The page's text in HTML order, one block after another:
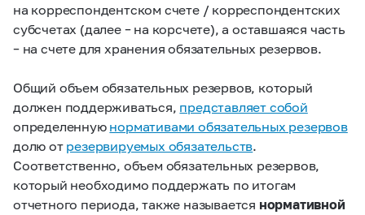
на корреспондентском счете / корреспондентских
субсчетах (далее – на корсчете), а оставшаяся часть
– на счете для хранения обязательных резервов.
Общий объем обязательных резервов, который
должен поддерживаться, представляет собой
определенную нормативами обязательных резервов
долю от резервируемых обязательств.
Соответственно, объем обязательных резервов,
который необходимо поддержать по итогам
отчетного периода, также называется нормативной